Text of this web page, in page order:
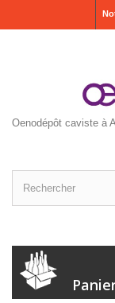
Oenodépôt caviste à